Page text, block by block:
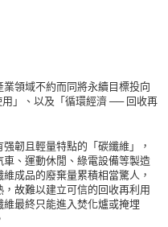
領域不約而同將永續目標投向
」、以及「循環經濟 ── 回收再
韌且輕量特點的「碳纖維」，
、運動休閒、綠電設備等製造
成品的廢棄量累積相當驚人，
故難以建立可信的回收再利用
最終只能進入焚化爐或掩埋